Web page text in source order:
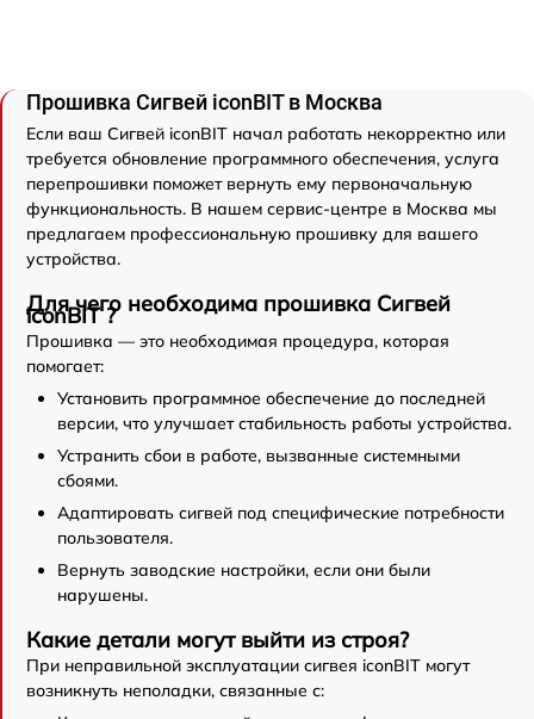
Прошивка Сигвей iconBIT в Москва
Если ваш Сигвей iconBIT начал работать некорректно или
требуется обновление программного обеспечения, услуга
перепрошивки поможет вернуть ему первоначальную
функциональность. В нашем сервис-центре в Москва мы
предлагаем профессиональную прошивку для вашего
устройства.
Для чего необходима прошивка Сигвей
iconBIT ?
Прошивка — это необходимая процедура, которая
помогает:
Установить программное обеспечение до последней
версии, что улучшает стабильность работы устройства.
Устранить сбои в работе, вызванные системными
сбоями.
Адаптировать сигвей под специфические потребности
пользователя.
Вернуть заводские настройки, если они были
нарушены.
Какие детали могут выйти из строя?
При неправильной эксплуатации сигвея iconBIT могут
возникнуть неполадки, связанные с: